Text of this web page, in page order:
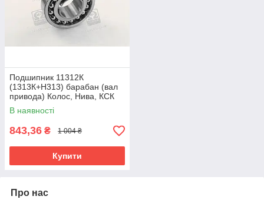
Подшипник 11312К
(1313К+Н313) барабан (вал
привода) Колос, Нива, КСК
В наявності
843,36 ₴ 1 004 ₴
Купити
Про нас